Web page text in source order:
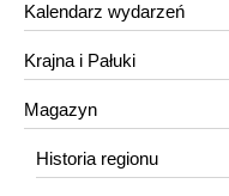
Kalendarz wydarzeń
Krajna i Pałuki
Magazyn
Historia regionu